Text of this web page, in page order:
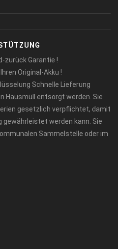
zurück Garantie !
Original-Akku !
Schnelle Lieferung
Hausmüll entsorgt werden. Sie
gesetzlich verpflichtet, damit
werden kann. Sie
Sammelstelle oder im